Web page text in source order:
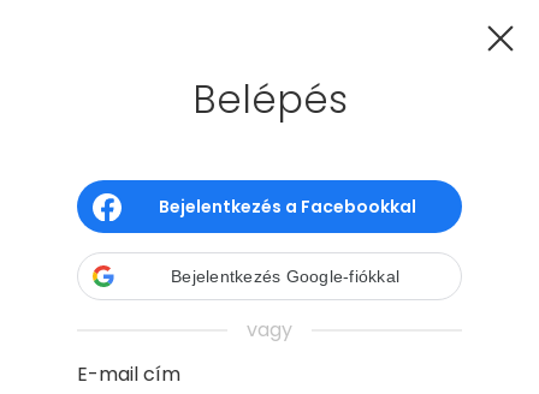
Belépés
Bejelentkezés a Facebookkal
Bejelentkezés Google-fiókkal
vagy
E-mail cím
Adatkezelés
ÁSZF Süti tájékoztató
Copyright - Gyerünk, anyukám! 2026
production